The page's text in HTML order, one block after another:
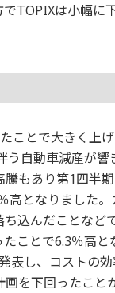
TOPIXは小幅に
ことで大きく上
う自動車減産が
もあり第1四半
高となりました
込んだことな
ことで6.3％高と
表し、コストの
を下回ったこ